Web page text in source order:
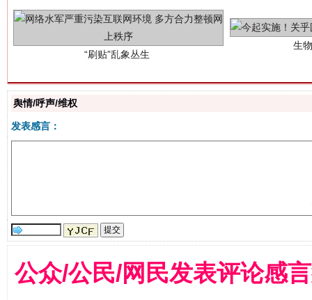
揭批美国五大"原罪" "炒
舆情/呼声/维权
发表感言：
公众/公民/网民发表评论感